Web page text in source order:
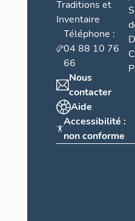
Traditions et
Inventaire
Téléphone :
04 88 10 76
66
Nous
contacter
Aide
Accessibilité :
non conforme